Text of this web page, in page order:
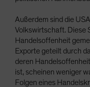
Außerdem sind die
Volkswirtschaft. Diese
Handelsoffenheit
Exporte geteilt durch
deren
ist, scheinen weniger
Folgen eines